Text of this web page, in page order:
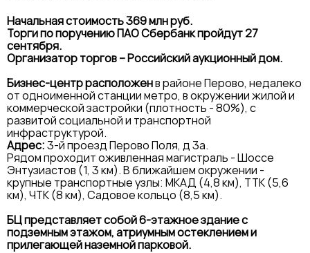
Начальная стоимость 369 млн руб.
Торги по поручению ПАО Сбербанк пройдут 27
сентября.
Организатор торгов – Российский аукционный дом.
Бизнес-центр расположенв районе Перово, недалеко
от одноименной станции метро, в окружении жилой и
коммерческой застройки (плотность - 80%), с
развитой социальной и транспортной
инфраструктурой.
Адрес:3-й проезд Перово Поля, д 3а.
Рядом проходит оживленная магистраль - Шоссе
Энтузиастов (1, 3 км). В ближайшем окружении -
крупные транспортные узлы: МКАД (4,8 км), ТТК (5,6
км), ЧТК (8 км), Садовое кольцо (8,5 км).
БЦ представляет собой 6-этажное здание с
подземным этажом, атриумным остеклением и
прилегающей наземной парковой.